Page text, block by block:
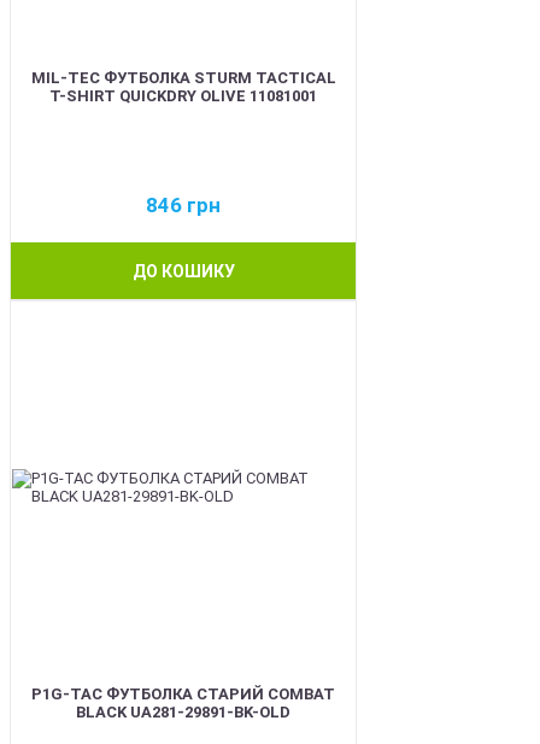
MIL-TEC ФУТБОЛКА STURM TACTICAL
T-SHIRT QUICKDRY OLIVE 11081001
846 грн
ДО КОШИКУ
P1G-TAC ФУТБОЛКА СТАРИЙ COMBAT
BLACK UA281-29891-BK-OLD